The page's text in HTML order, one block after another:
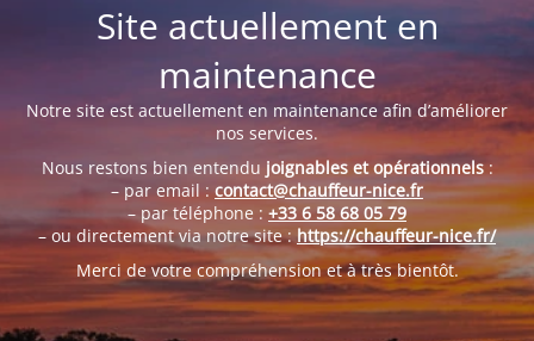
Site actuellement en
maintenance
Notre site est actuellement en maintenance afin d’améliorer
nos services.
Nous restons bien entendu joignables et opérationnels:
– par email :contact@chauffeur-nice.fr
– par téléphone : +33 6 58 68 05 79
– ou directement via notre site :https://chauffeur-nice.fr/
Merci de votre compréhension et à très bientôt.